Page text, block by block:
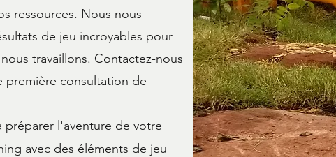
ressources. Nous nous
de jeu incroyables pour
travaillons. Contactez-nous
première consultation de
l'aventure de votre
avec des éléments de jeu